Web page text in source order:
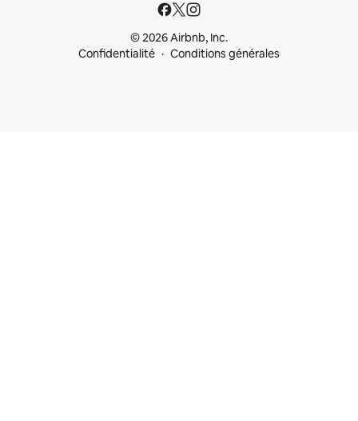
© 2026 Airbnb, Inc.
Confidentialité
Conditions générales